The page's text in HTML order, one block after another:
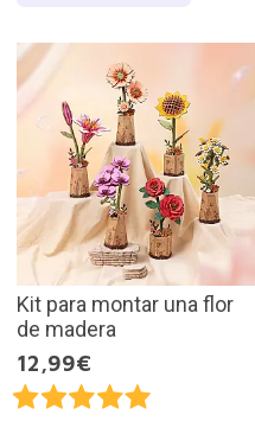
Kit para montar una flor
de madera
12,99€